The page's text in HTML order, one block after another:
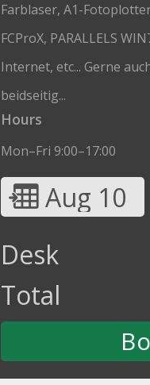
Farblaser, A1-
FCProX, PARALLELS
Internet, etc... Gerne
beidseitig...
Hours
Mon–Fri 9:00–17:00
Aug 10
Desk
Total